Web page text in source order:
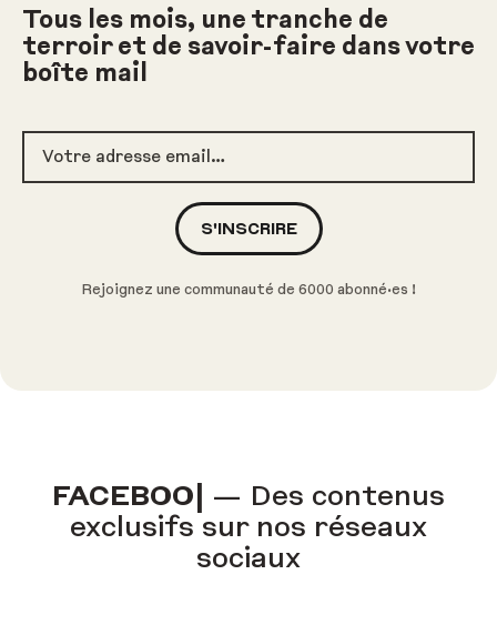
Tous les mois, une tranche de
terroir et de savoir-faire dans votre
boîte mail
S'INSCRIRE
Rejoignez une communauté de 6000 abonné·es !
FACEBOOK |— Des contenus
exclusifs sur nos réseaux
sociaux